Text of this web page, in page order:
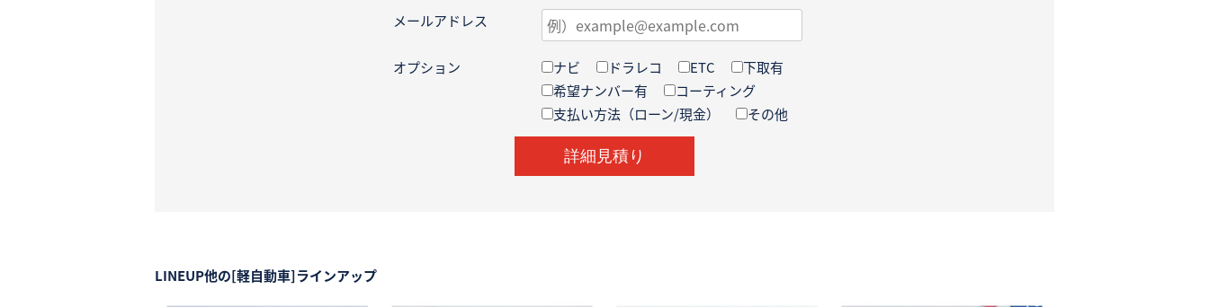
メールアドレス
オプション ナビ ドラレコ ETC
下取有
希望ナンバー有
コーティング
支払い方法（ローン/現金）
その他
LINEUP他の[軽自動車]ラインアップ